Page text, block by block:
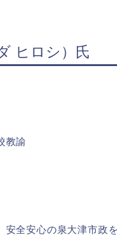
ヒロシ）氏
教諭
安全安心の泉大津市政